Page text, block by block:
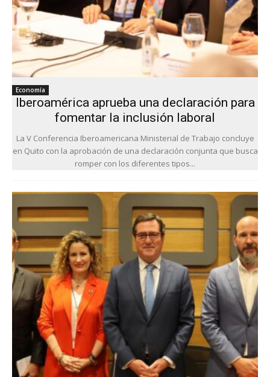
Economía
Iberoamérica aprueba una declaración para
fomentar la inclusión laboral
La V Conferencia Iberoamericana Ministerial de Trabajo concluye
en Quito con la aprobación de una declaración conjunta que busca
romper con los diferentes tipos...